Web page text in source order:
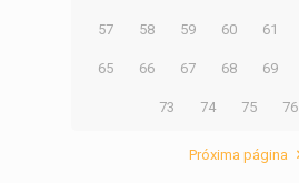
57 58 59 60 61
65 66 67 68 69
73 74 75 76
Próxima página